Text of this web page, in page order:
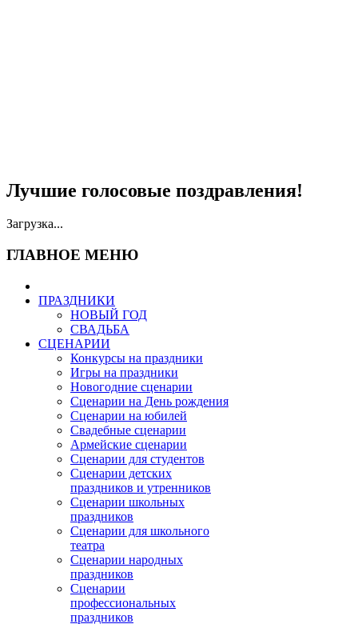
Лучшие голосовые поздравления!
Загрузка...
ГЛАВНОЕ МЕНЮ
ПРАЗДНИКИ
НОВЫЙ ГОД
СВАДЬБА
СЦЕНАРИИ
Конкурсы на праздники
Игры на праздники
Новогодние сценарии
Сценарии на День рождения
Сценарии на юбилей
Свадебные сценарии
Армейские сценарии
Сценарии для студентов
Сценарии детских
праздников и утренников
Сценарии школьных
праздников
Сценарии для школьного
театра
Сценарии народных
праздников
Сценарии
профессиональных
праздников